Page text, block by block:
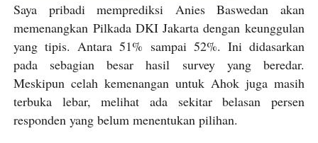
Saya pribadi memprediksi Anies Baswedan akan
memenangkan Pilkada DKI Jakarta dengan keunggulan
yang tipis. Antara 51% sampai 52%. Ini didasarkan
pada sebagian besar hasil survey yang beredar.
Meskipun celah kemenangan untuk Ahok juga masih
terbuka lebar, melihat ada sekitar belasan persen
responden yang belum menentukan pilihan.